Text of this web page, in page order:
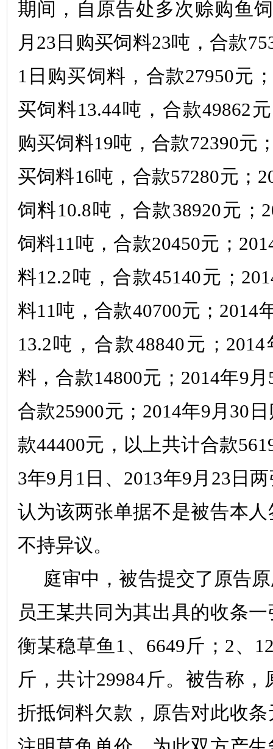
期间，自原告处多次赊购鱼
月 23 日购买饲料23吨，合款
1 日购买饲料，合款27950元；
买饲料13.44吨，合款49862
购买饲料19吨，合款72390元
买饲料16吨，合款57280元；
饲料10.8吨，合款38920元；
饲料11吨，合款20450元；
料12.2吨，合款45140元；
料11吨，合款40700元； 2014
13.2吨，合款48840元； 2014
料，合款14800元； 2014年9月
合款25900元； 2014年9月 30
款44400元，以上共计合款
3年9 月 1 日、 2013年9月 23 日
认为该两张单据不是被告本
不持异议。
庭审中，被告提交了原告
员王某共同为其出具的收条
衡某稳草鱼 1 、 6649斤； 2、
斤，共计29984斤。被告称，
折抵饲料欠款，原告对此收